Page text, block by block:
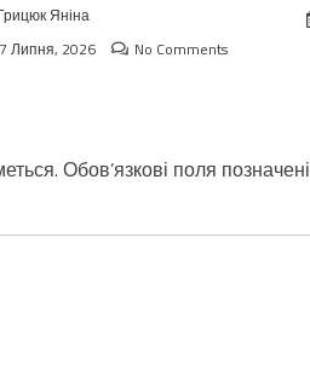
Яніна
7 Липня, 2026
No Comments
Обов’язкові поля позначені